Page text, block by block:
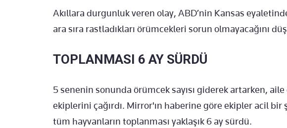
Akıllara durgunluk veren olay, ABD’nin Kansas
ara sıra rastladıkları örümcekleri sorun olmayacağını
TOPLANMASI 6 AY SÜRDÜ
5 senenin sonunda örümcek sayısı giderek artarken,
ekiplerini çağırdı. Mirror'ın haberine göre ekipler acil bir
tüm hayvanların toplanması yaklaşık 6 ay sürdü.